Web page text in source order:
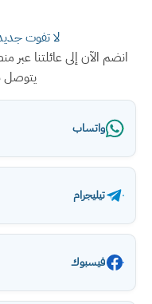
لا تفوت
انضم الآن إلى عائلتنا
واتساب
تيليجرام
فيسبوك